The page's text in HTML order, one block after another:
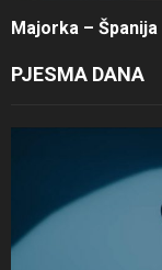
Majorka – Španija
PJESMA DANA